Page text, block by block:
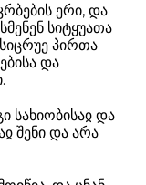
ერი, და
სიტყუათა
პირთა
და
სახიობისაჲ და
შენი და არა